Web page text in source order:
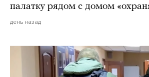
палатку рядом с домом
день назад